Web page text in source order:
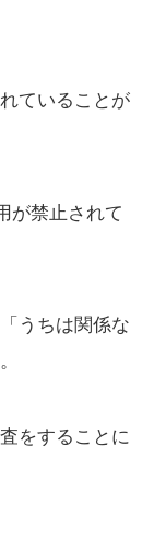
ていることが
が禁止されて
うちは関係な
をすることに